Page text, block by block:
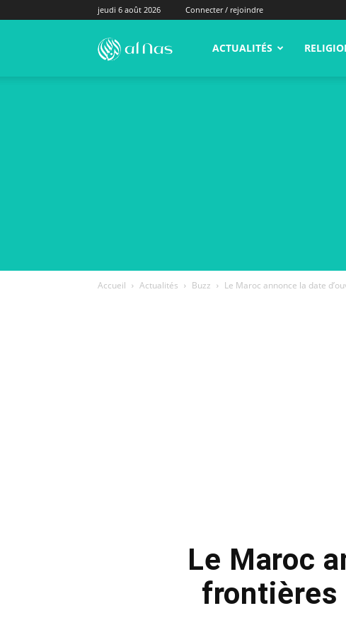
jeudi 6 août 2026 Connecter / rejoindre
alNas.fr ACTUALITÉS
Accueil Actualités Buzz Le Maroc annonce la date
Le Maroc
frontières